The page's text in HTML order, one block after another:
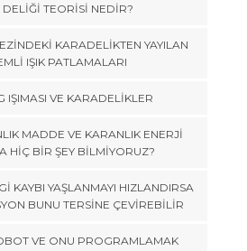
DELİĞİ TEORİSİ NEDİR?
KARADELİKTEN YAYILAN
IŞIK PATLAMALARI
IŞIMASI VE KARADELİKLER
MADDE VE KARANLIK ENERJİ
HİÇ BİR ŞEY BİLMİYORUZ?
KAYBI YAŞLANMAYI HIZLANDIRSA
BUNU TERSİNE ÇEVİREBİLİR
VE ONU PROGRAMLAMAK